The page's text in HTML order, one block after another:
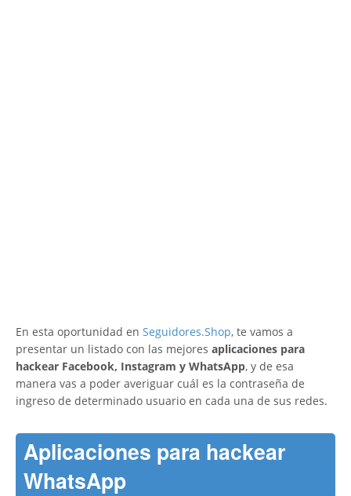
En esta oportunidad en Seguidores.Shop, te vamos a
presentar un listado con las mejores aplicaciones para
hackear Facebook, Instagram y WhatsApp, y de esa
manera vas a poder averiguar cuál es la contraseña de
ingreso de determinado usuario en cada una de sus redes.
Aplicaciones para hackear
WhatsApp